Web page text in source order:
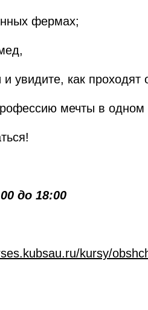
фермах;
увидите, как проходят
мечты в
до 18:00
kursy/